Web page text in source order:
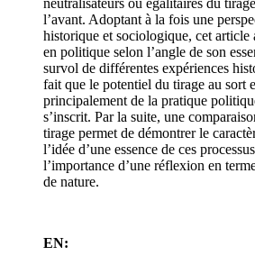
neutralisateurs ou égalitaires du
l’avant. Adoptant à la fois une
historique et sociologique, cet article
en politique selon l’angle de son
survol de différentes expériences
fait que le potentiel du tirage au sort
principalement de la pratique
s’inscrit. Par la suite, une
tirage permet de démontrer le
l’idée d’une essence de ces
l’importance d’une réflexion en
de nature.
EN: